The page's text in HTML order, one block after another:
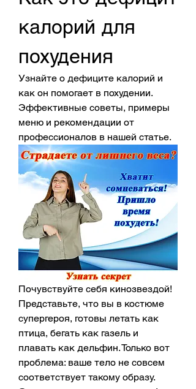
калорий для
похудения
Узнайте о дефиците калорий и
как он помогает в похудении.
Эффективные советы, примеры
меню и рекомендации от
профессионалов в нашей статье.
Почувствуйте себя кинозвездой!
Представьте, что вы в костюме
супергероя, готовы летать как
птица, бегать как газель и
плавать как дельфин. Только вот
проблема: ваше тело не совсем
соответствует такому образу.